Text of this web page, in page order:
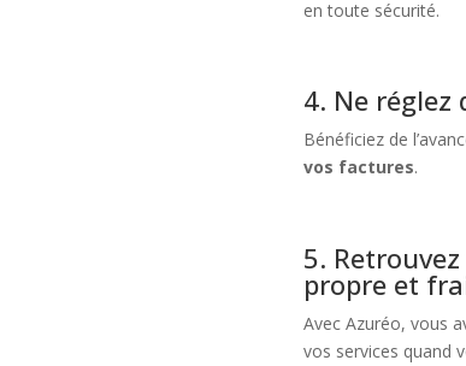
en toute sécurité.
4. Ne
Bénéficiez de
vos factures.
5.
propre et
Avec Azuréo, vous
vos services quand